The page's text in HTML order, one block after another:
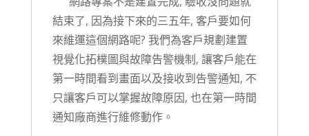
結束了, 因為接下來的三五年, 客戶要如何
來維運這個網路呢? 我們為客戶規劃建置
視覺化拓樸圖與故障告警機制, 讓客戶能在
第一時間看到畫面以及接收到告警通知, 不
只讓客戶可以掌握故障原因, 也在第一時間
通知廠商進行維修動作。